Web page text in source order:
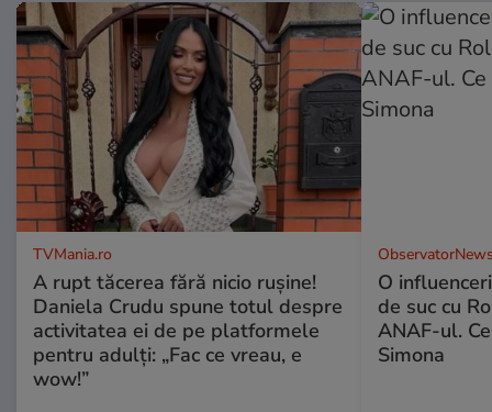
TVMania.ro
A rupt tăcerea fără nicio rușine!
Daniela Crudu spune totul despre
activitatea ei de pe platformele
pentru adulți: „Fac ce vreau, e
wow!”
O
de suc cu
ANAF-ul.
Simona